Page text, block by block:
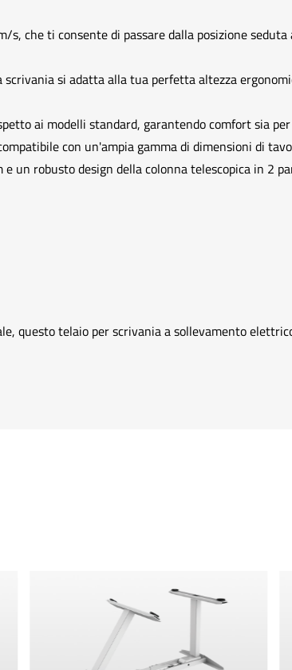
che ti consente di passare dalla posizione
si adatta alla tua perfetta altezza
ai modelli standard, garantendo comfort sia
con un'ampia gamma di dimensioni di
un robusto design della colonna telescopica in 2
questo telaio per scrivania a sollevamento